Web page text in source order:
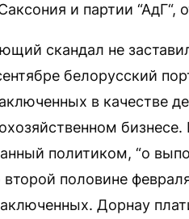
и партии “АдГ“,
скандал не
белорусский
в качестве
политиком, “о
второй половине
Дорнау